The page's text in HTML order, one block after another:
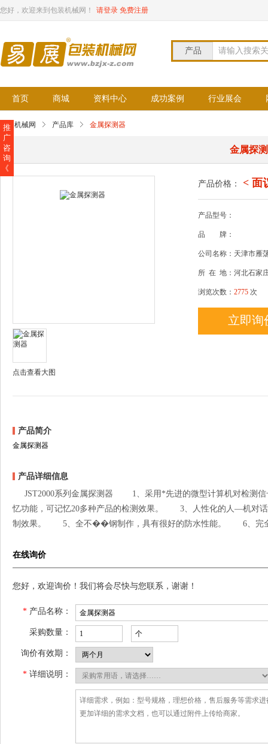
您好，欢迎来到包装机械网！ 请登录 免费注册
产品 请输入搜索
首页 商城 资料中心 成功案例 行业展会
包装机械网 产品库 金属探测器
金属探
点击查看大图
产品价格： < 面
产品型号：
品 牌：
公司名称：天津市雁
所 在 地：河北石家
浏览次数： 2775 次
立即询
产品简介
金属探测器
产品详细信息
JST2000系列金属探测器 1、采用*先进的微型计算机对检测
忆功能，可记忆20多种产品的检测效果。 3、人性化的人—机对
制效果。 5、全不��钢制作，具有很好的防水性能。 6、完
在线询价
您好，欢迎询价！我们将会尽快与您联系，谢谢！
* 产品名称：
采购数量：
询价有效期：
* 详细说明：
推
广
咨
询
《